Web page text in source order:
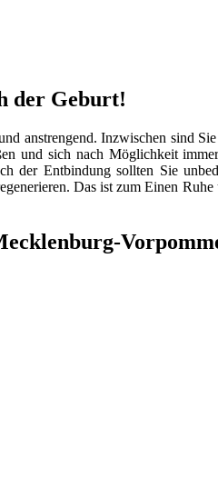
der Geburt!
anstrengend. Inzwischen sind
und sich nach Möglichkeit
der Entbindung sollten Sie
Das ist zum Einen